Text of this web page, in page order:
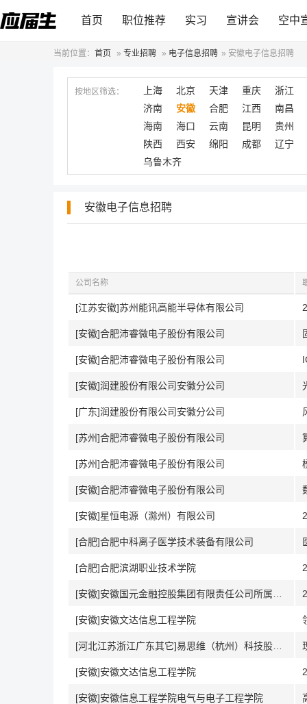
首页 职位推荐 实习 宣讲会 空中
当前位置： 首页 » 专业招聘 » 电子信息招聘 » 安徽电子信息招聘
按地区筛选： 上海 北京 天津 重庆
浙江
济南
安徽 合肥 江西
南昌
海南
海口 云南 昆明
贵州
陕西
西安 绵阳 成都
辽宁
乌鲁木齐
安徽电子信息招聘
公司名称
[江苏安徽]苏州能讯高能半导体有限公司
[安徽]合肥沛睿微电子股份有限公司
[安徽]合肥沛睿微电子股份有限公司
[安徽]润建股份有限公司安徽分公司
[广东]润建股份有限公司安徽分公司
[苏州]合肥沛睿微电子股份有限公司
[苏州]合肥沛睿微电子股份有限公司
[安徽]合肥沛睿微电子股份有限公司
[安徽]星恒电源（滁州）有限公司
[合肥]合肥中科离子医学技术装备有限公司
[合肥]合肥滨湖职业技术学院
[安徽]安徽文达信息工程学院
[安徽]安徽文达信息工程学院
[安徽]安徽信息工程学院电气与电子工程学院